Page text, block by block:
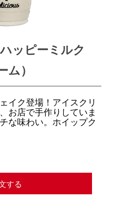
ッピーミルク
ム）
イク登場！アイスクリ
お店で手作りしていま
な味わい。ホイップク
する